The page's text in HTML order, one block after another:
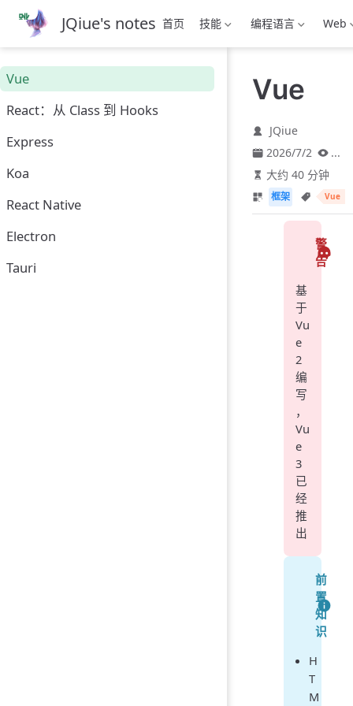
跳
主
要
內
JQiue's notes 首页 技能 编程语言 Web
Vue
React：从 Class 到 Hooks
Express
Koa
React Native
Electron
Tauri
Vue
JQiue
2026/7/2
...
大约 40 分钟
框架 Vue
警
告
基
于
Vu
e
2
编
写
，
Vu
e
3
已
经
推
出
前
置
知
识
H
T
M